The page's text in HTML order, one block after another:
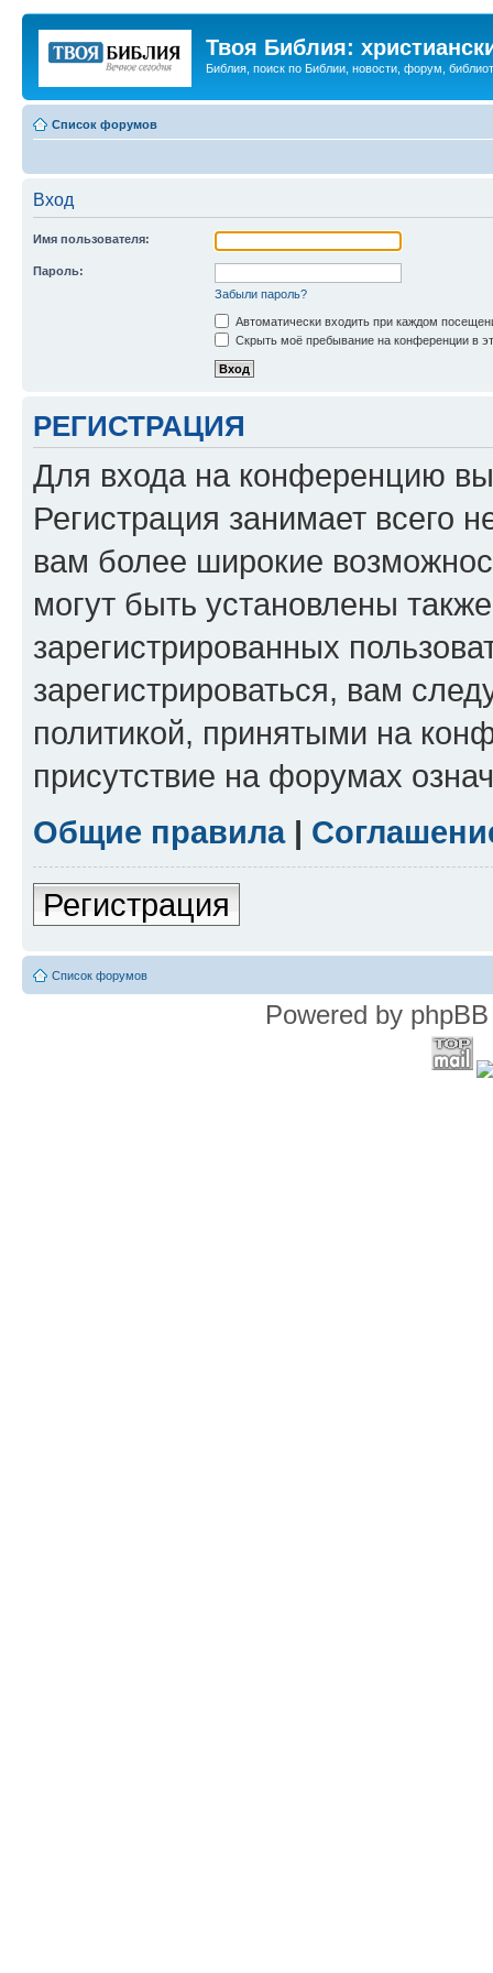
Твоя Библия:
Библия, поиск по Библии, новости, форум,
Список форумов
Вход
Имя пользователя:
Пароль:
Забыли пароль?
Автоматически входить при каждом
Скрыть моё пребывание на конференции в
РЕГИСТРАЦИЯ
Для входа на конференцию
Регистрация занимает всего
вам более широкие
могут быть установлены
зарегистрированных
зарегистрироваться, вам
политикой, принятыми на
присутствие на форумах
Общие правила|
Регистрация
Список форумов
Powered by